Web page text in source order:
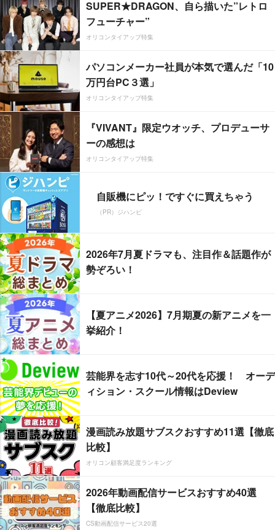
SUPER★DRAGON、自ら描いた”レトロ
フューチャー”
オリコンタイアップ特集
パソコンメーカー社員が本気で選んだ「10
万円台PC３選」
オリコンタイアップ特集
『VIVANT』限定ウオッチ、プロデューサ
ーの感想は
オリコンタイアップ特集
自販機にピッ！ですぐに買えちゃう
（PR）ジハンピ
2026年7月夏ドラマも、注目作＆話題作が
勢ぞろい！
【夏アニメ2026】7月期夏の新アニメを一
挙紹介！
芸能界を志す10代～20代を応援！ オーデ
ィション・スクール情報はDeview
漫画読み放題サブスクおすすめ11選【徹底
比較】
オリコン顧客満足度ランキング
2026年動画配信サービスおすすめ40選
【徹底比較】
CS動画配信サービス20選